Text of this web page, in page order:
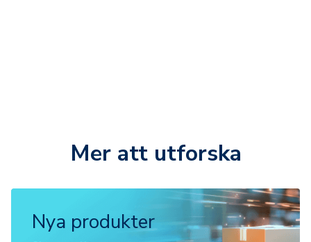
Mer att utforska
Nya produkter